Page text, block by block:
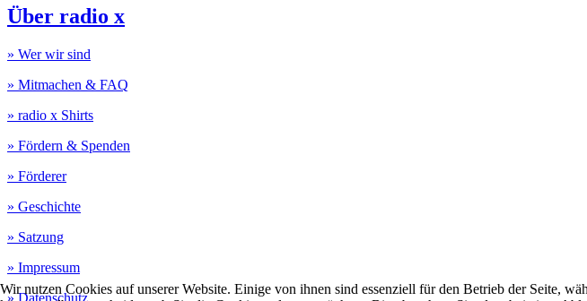
Über radio x
» Wer wir sind
» Mitmachen & FAQ
» radio x Shirts
» Fördern & Spenden
» Förderer
» Geschichte
» Satzung
» Impressum
Wir nutzen Cookies auf unserer Website. Einige von ihnen sind essenziell für den Betrieb der Seite,